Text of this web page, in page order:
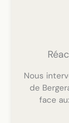
Nous
de
face